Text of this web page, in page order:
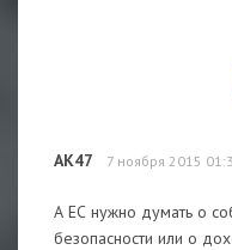
АК47 7 ноября 2015
А ЕС нужно думать о
безопасности или о